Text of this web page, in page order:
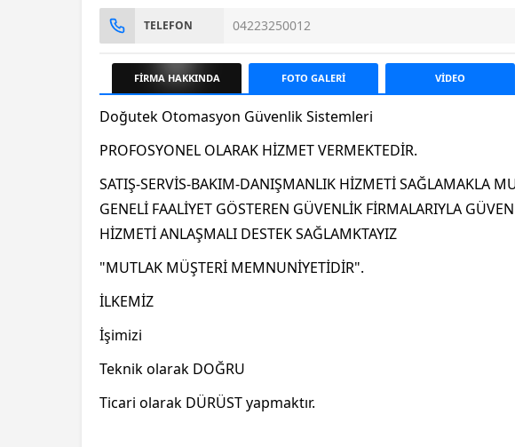
TELEFON 04223250012
FİRMA HAKKINDA FOTO GALERİ VİDEO
Doğutek Otomasyon Güvenlik Sistemleri
PROFOSYONEL OLARAK HİZMET VERMEKTEDİR.
SATIŞ-SERVİS-BAKIM-DANIŞMANLIK HİZMETİ SAĞLAMAKLA
GENELİ FAALİYET GÖSTEREN GÜVENLİK FİRMALARIYLA
HİZMETİ ANLAŞMALI DESTEK SAĞLAMKTAYIZ
"MUTLAK MÜŞTERİ MEMNUNİYETİDİR".
İLKEMİZ
İşimizi
Teknik olarak DOĞRU
Ticari olarak DÜRÜST yapmaktır.